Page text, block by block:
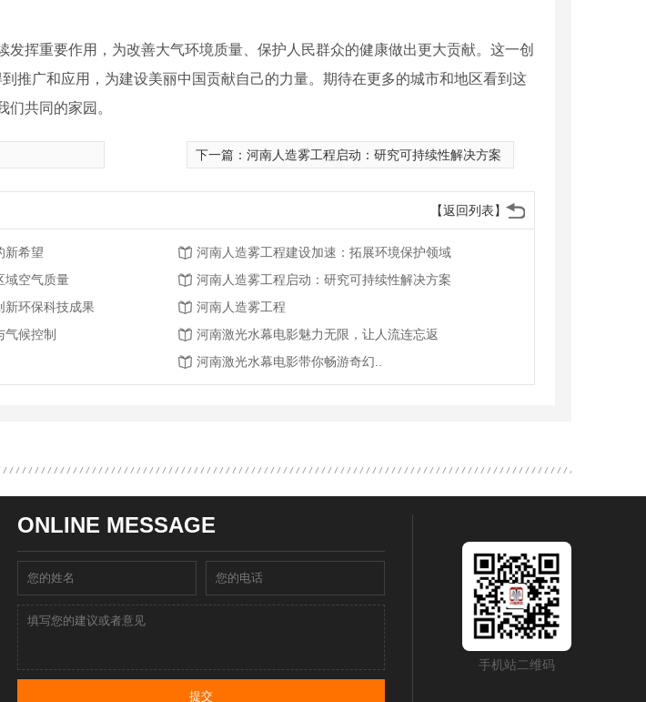
发挥重要作用，为改善大气环境质量、保护人民群众的健康做出更大贡献。这一创
推广和应用，为建设美丽中国贡献自己的力量。期待在更多的城市和地区看到这
共同的家园。
下一篇： 河南人造雾工程启动：研究可持续性解决方案
【返回列表】
新希望
河南人造雾工程建设加速：拓展环境保护领域
域空气质量
河南人造雾工程启动：研究可持续性解决方案
新环保科技成果
河南人造雾工程
气候控制
河南激光水幕电影魅力无限，让人流连忘返
河南激光水幕电影带你畅游奇幻..
ONLINE MESSAGE
提交
手机站二维码